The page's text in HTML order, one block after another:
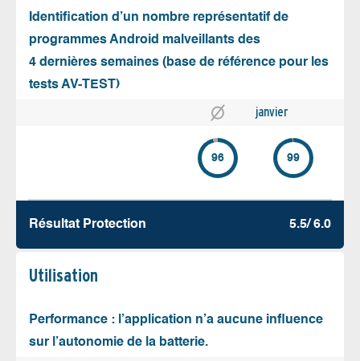
Identification d’un nombre représentatif de
programmes Android malveillants des
4 dernières semaines (base de référence pour les
tests AV-TEST)
janvier
96 99
Résultat Protection 5.5/ 6.0
Utilisation
Performance : l’application n’a aucune influence
sur l’autonomie de la batterie.